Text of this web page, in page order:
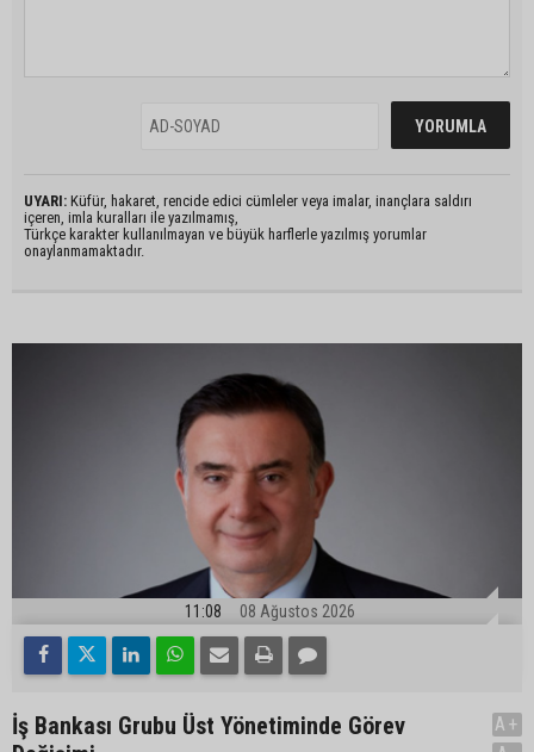
UYARI: Küfür, hakaret, rencide edici cümleler veya imalar, inançlara saldırı
içeren, imla kuralları ile yazılmamış,
Türkçe karakter kullanılmayan ve büyük harflerle yazılmış yorumlar
onaylanmamaktadır.
11:08 08 Ağustos 2026
İş Bankası Grubu Üst Yönetiminde Görev
A+